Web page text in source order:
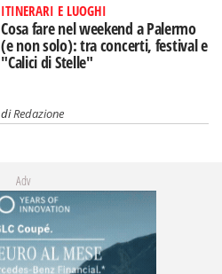
ITINERARI E LUOGHI
Cosa fare nel weekend a Palermo
(e non solo): tra concerti, festival e
"Calici di Stelle"
diRedazione
Adv